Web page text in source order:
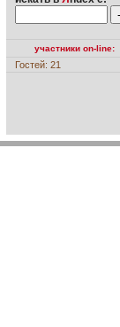
участники on-line:
Гостей: 21